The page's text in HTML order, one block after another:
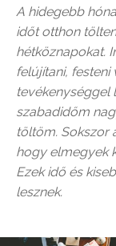
A hidegebb
időt otthon
hétköznapokat.
felújítani,
tevékenységgel
szabadidőm
töltöm. Sokszor
hogy elmegyek
Ezek idő és
lesznek.